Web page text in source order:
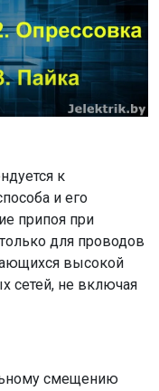
к
и его
припоя при
для проводов
высокой
сетей, не включая
смещению